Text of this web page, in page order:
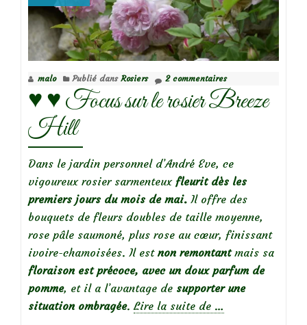
sur
le
rosier
Brod
malo Publié dans Rosiers 2 commentaires
♥️ ♥️ Focus sur le rosier Breeze
Hill
Dans le jardin personnel d’André Eve, ce
vigoureux rosier sarmenteux fleurit dès les
premiers jours du mois de mai. Il offre des
bouquets de fleurs doubles de taille moyenne,
rose pâle saumoné, plus rose au cœur, finissant
ivoire-chamoisées. Il est non remontantmais sa
floraison est précoce, avec un doux parfum de
pomme, et il a l’avantage de supporter une
situation ombragée. Lire la suite de à
…